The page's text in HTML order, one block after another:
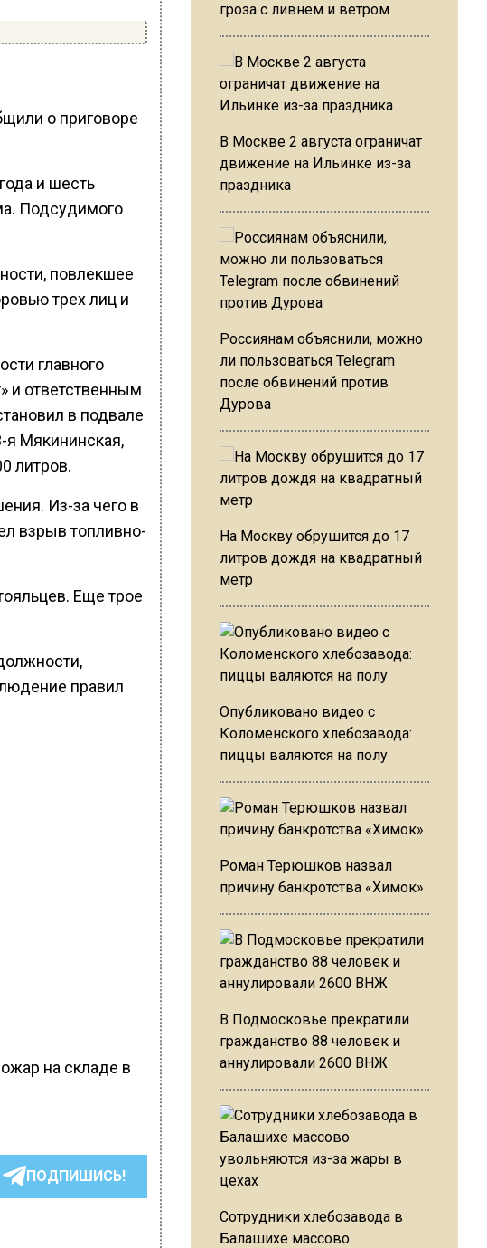
о приговоре
и шесть
Подсудимого
повлекшее
трех лиц и
главного
и ответственным
в подвале
я Мякининская,
литров.
Из-за чего в
взрыв топливно-
Еще трое
правил
на складе в
ПОДПИШИСЬ!
гроза с ливнем и ветром
В Москве 2 августа ограничат
движение на Ильинке из-за
праздника
Россиянам объяснили, можно
ли пользоваться Telegram
после обвинений против
Дурова
На Москву обрушится до 17
литров дождя на квадратный
метр
Опубликовано видео с
Коломенского хлебозавода:
пиццы валяются на полу
Роман Терюшков назвал
причину банкротства «Химок»
В Подмосковье прекратили
гражданство 88 человек и
аннулировали 2600 ВНЖ
Сотрудники хлебозавода в
Балашихе массово